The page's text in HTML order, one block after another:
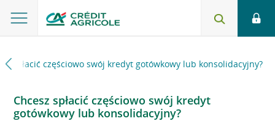
spłacić częściowo swój kredyt gotówkowy lub konsolidacyjny?
Chcesz spłacić częściowo swój kredyt
gotówkowy lub konsolidacyjny?